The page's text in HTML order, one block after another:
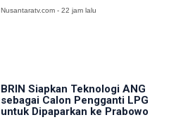
Nusantaratv.com - 22 jam lalu
BRIN Siapkan Teknologi ANG
sebagai Calon Pengganti LPG
untuk Dipaparkan ke Prabowo